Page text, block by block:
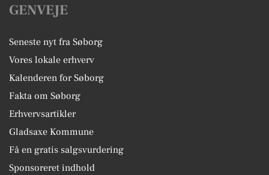
GENVEJE
Seneste nyt fra Søborg
Vores lokale erhverv
Kalenderen for Søborg
Fakta om Søborg
Erhvervsartikler
Gladsaxe Kommune
Få en gratis salgsvurdering
Sponsoreret indhold